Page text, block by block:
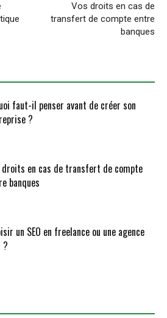
Vos droits en cas de
transfert de compte entre
banques
faut-il penser avant de créer son
?
droits en cas de transfert de compte
banques
un SEO en freelance ou une agence
?